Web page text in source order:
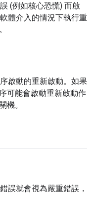
(例如核心恐慌) 而啟
體介入的情況下執行重
啟動的重新啟動。如果
可能會啟動重新啟動作
機。
誤就會視為嚴重錯誤，